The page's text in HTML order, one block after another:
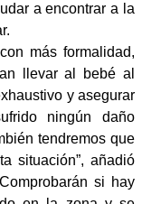
a encontrar a la
más formalidad,
llevar al bebé al
y asegurar
ningún daño
tendremos que
situación”, añadió
si hay